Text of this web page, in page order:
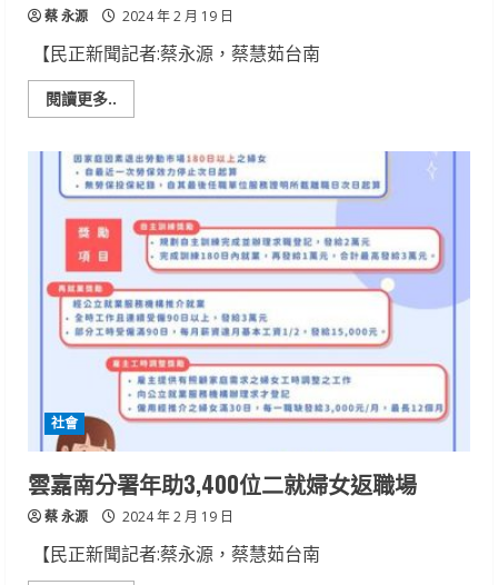
蔡 永源 2024 年 2 月 19 日
【民正新聞記者:蔡永源，蔡慧茹台南
閱讀更多..
more
綜
合
醫
院
在
影
包
場
招
待
員
工
及
家
屬
看
電
社會
雲嘉南分署年助3,400位二就婦女返職場
蔡 永源 2024 年 2 月 19 日
【民正新聞記者:蔡永源，蔡慧茹台南